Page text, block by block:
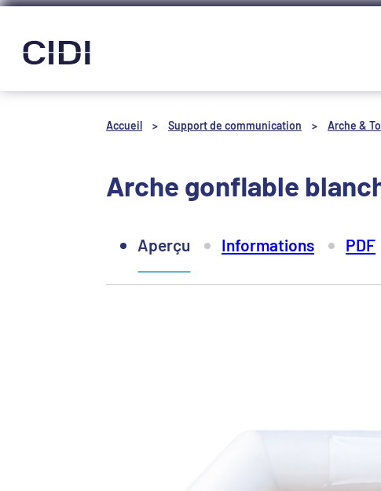
Panneau de gestion des cookies
Accueil > Support de communication > Arche &
Arche gonflable
Aperçu Informations PDF